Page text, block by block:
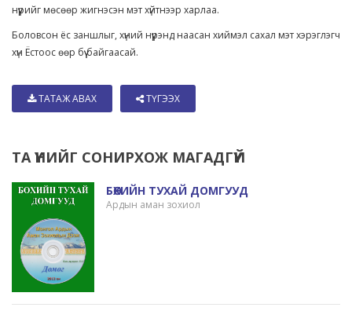
нүүрийг мөсөөр жигнэсэн мэт хүйтнээр харлаа.
Боловсон ёс заншлыг, хүний нүүрэнд наасан хиймэл сахал мэт хэрэглэгч
хүн Ёстоос өөр бүү байгаасай.
ТАТАЖ АВАХ ТҮГЭЭХ
ТА ҮҮНИЙГ СОНИРХОЖ МАГАДГҮЙ
БӨХИЙН ТУХАЙ ДОМГУУД
Ардын аман зохиол